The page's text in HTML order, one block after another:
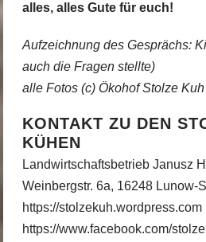
alles, alles Gute für euch!
Aufzeichnung des Gesprächs:
auch die Fragen stellte)
alle Fotos (c) Ökohof Stolze Kuh
KONTAKT ZU DEN
KÜHEN
Landwirtschaftsbetrieb Janusz
Weinbergstr. 6a, 16248 Lunow-
https://stolzekuh.wordpress.com
https://www.facebook.com/